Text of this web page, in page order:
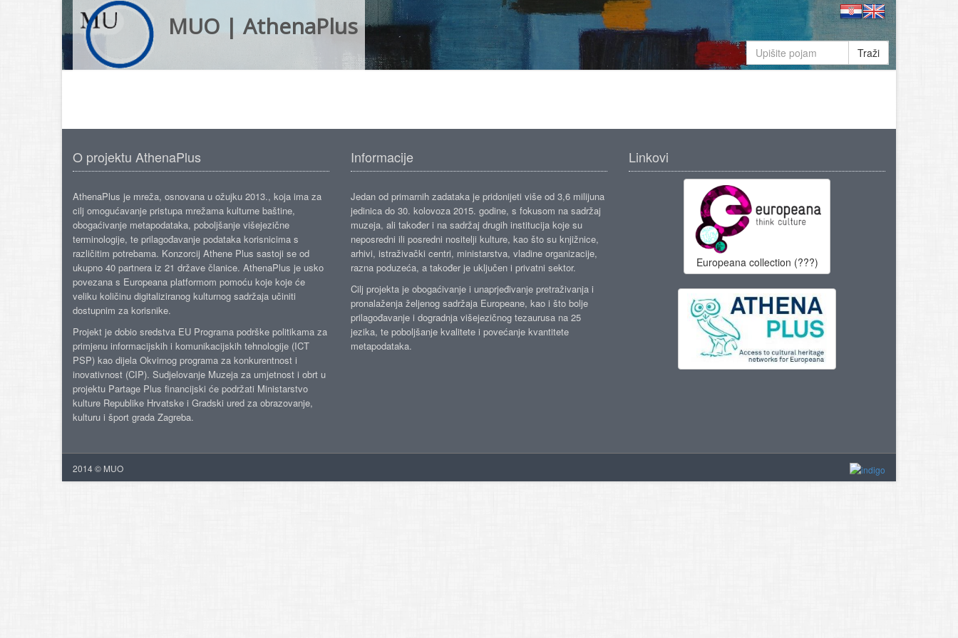
MUO | AthenaPlus
Traži
O projektu AthenaPlus
AthenaPlus je mreža, osnovana u ožujku 2013., koja ima za
cilj omogućavanje pristupa mrežama kulturne baštine,
obogaćivanje metapodataka, poboljšanje višejezične
terminologije, te prilagođavanje podataka korisnicima s
različitim potrebama. Konzorcij Athene Plus sastoji se od
ukupno 40 partnera iz 21 države članice. AthenaPlus je usko
povezana s Europeana platformom pomoću koje koje će
veliku količinu digitaliziranog kulturnog sadržaja učiniti
dostupnim za korisnike.
Projekt je dobio sredstva EU Programa podrške politikama za
primjenu informacijskih i komunikacijskih tehnologije (ICT
PSP) kao dijela Okvirnog programa za konkurentnost i
inovativnost (CIP). Sudjelovanje Muzeja za umjetnost i obrt u
projektu Partage Plus financijski će podržati Ministarstvo
kulture Republike Hrvatske i Gradski ured za obrazovanje,
kulturu i šport grada Zagreba.
Informacije
Jedan od primarnih zadataka je pridonijeti više od 3,6 milijuna
jedinica do 30. kolovoza 2015. godine, s fokusom na sadržaj
muzeja, ali također i na sadržaj drugih institucija koje su
neposredni ili posredni nositelji kulture, kao što su knjižnice,
arhivi, istraživački centri, ministarstva, vladine organizacije,
razna poduzeća, a također je uključen i privatni sektor.
Cilj projekta je obogaćivanje i unaprjeđivanje pretraživanja i
pronalaženja željenog sadržaja Europeane, kao i što bolje
prilagođavanje i dogradnja višejezičnog tezaurusa na 25
jezika, te poboljšanje kvalitete i povećanje kvantitete
metapodataka.
Linkovi
Europeana collection (???)
2014 © MUO